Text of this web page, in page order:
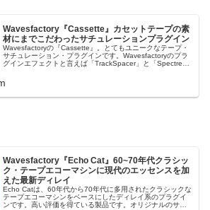
Wavesfactory『Cassette』カセットテープの素
材にまでこだわったサチュレーションプラグイン
Wavesfactoryの『Cassette』。とてもユニークなテープ・
サチュレーション・プラグインです。Wavesfactoryのプラ
グインエフェクトと言えば「TrackSpacer」と「Spectre」
Wavesfactory『Echo Cat』60~70年代クラシッ
ク・テープエコーマシンに現代のエッセンスを加
えた最新ディレイ
Echo Catは、60年代から70年代に多用されたクラシックな
テープエコーマシンをベースにしたディレイ系のプラグイ
ンです。高い評価を得ている製品です。オリジナルのサウ